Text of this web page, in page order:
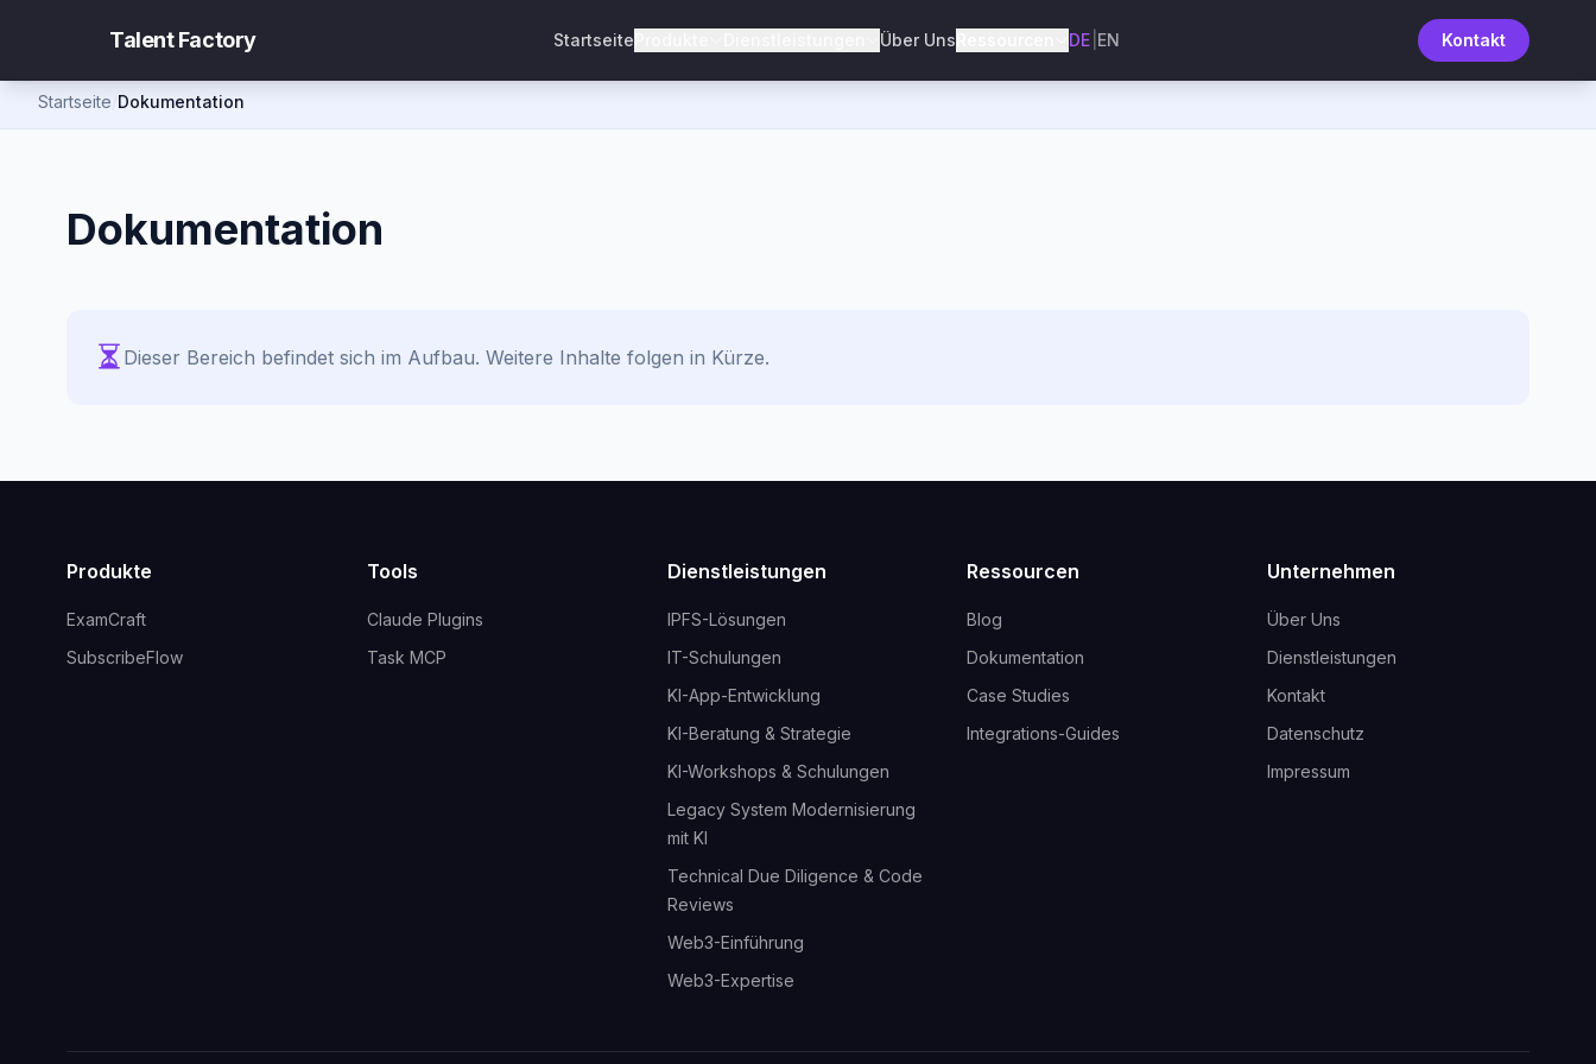
Talent Factory Startseite Über Uns DE EN Kontakt
Startseite Dokumentation
Dokumentation
Dieser Bereich befindet sich im Aufbau. Weitere Inhalte folgen in Kürze.
Produkte
ExamCraft
SubscribeFlow
Tools
Claude Plugins
Task MCP
Dienstleistungen
IPFS-Lösungen
IT-Schulungen
KI-App-Entwicklung
KI-Beratung & Strategie
KI-Workshops & Schulungen
Legacy System Modernisierung
mit KI
Technical Due Diligence & Code
Reviews
Web3-Einführung
Web3-Expertise
Ressourcen
Blog
Dokumentation
Case Studies
Integrations-Guides
Unternehmen
Über Uns
Dienstleistungen
Kontakt
Datenschutz
Impressum